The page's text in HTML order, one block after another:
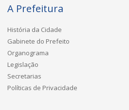
A Prefeitura
História da Cidade
Gabinete do Prefeito
Organograma
Legislação
Secretarias
Políticas de Privacidade